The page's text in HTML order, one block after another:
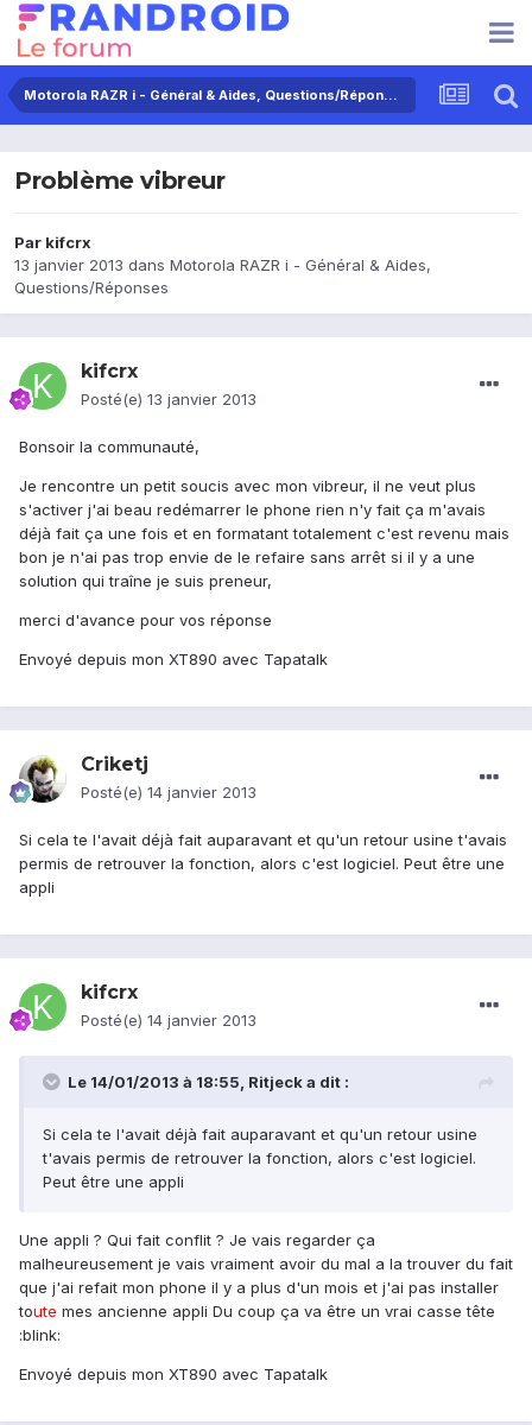
Motorola RAZR i - Général & Aides, Questions/Réponses
Problème vibreur
Par kifcrx
13 janvier 2013 dans Motorola RAZR i - Général & Aides,
Questions/Réponses
kifcrx
Posté(e) 13 janvier 2013
Bonsoir la communauté,
Je rencontre un petit soucis avec mon vibreur, il ne veut plus
s'activer j'ai beau redémarrer le phone rien n'y fait ça m'avais
déjà fait ça une fois et en formatant totalement c'est revenu mais
bon je n'ai pas trop envie de le refaire sans arrêt si il y a une
solution qui traîne je suis preneur,
merci d'avance pour vos réponse
Envoyé depuis mon XT890 avec Tapatalk
Criketj
Posté(e) 14 janvier 2013
Si cela te l'avait déjà fait auparavant et qu'un retour usine t'avais
permis de retrouver la fonction, alors c'est logiciel. Peut être une
appli
kifcrx
Posté(e) 14 janvier 2013
Le 14/01/2013 à 18:55, Ritjeck a dit :
Si cela te l'avait déjà fait auparavant et qu'un retour usine
t'avais permis de retrouver la fonction, alors c'est logiciel.
Peut être une appli
Une appli ? Qui fait conflit ? Je vais regarder ça
malheureusement je vais vraiment avoir du mal a la trouver du fait
que j'ai refait mon phone il y a plus d'un mois et j'ai pas installer
toute mes ancienne appli Du coup ça va être un vrai casse tête
:blink:
Envoyé depuis mon XT890 avec Tapatalk